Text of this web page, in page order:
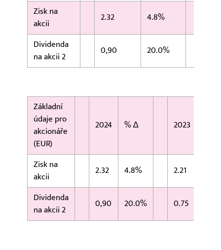
Zisk na
akcii
2.32 4.8%
Dividenda
na akcii 2
0,90 20.0%
Základní
údaje pro
akcionáře
(EUR)
2024 % ∆ 2023
Zisk na
akcii
2.32 4.8% 2.21
Dividenda
na akcii 2
0,90 20.0% 0.75